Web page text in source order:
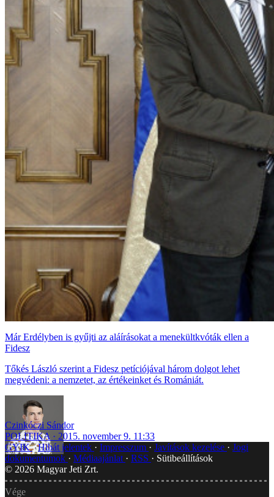
Már Erdélyben is gyűjti az aláírásokat a menekültkvóták ellen a
Fidesz
Tőkés László szerint a Fidesz petíciójával három dolgot lehet
megvédeni: a nemzetet, az értékeinket és Romániát.
Czinkóczi Sándor
POLITIKA
2015. november 9. 11:33
GYIK Hibát jelentek Impresszum Javítások kezelése
Jogi
dokumentumok
Médiaajánlat RSS
Sütibeállítások
© 2026 Magyar Jeti Zrt.
Vége